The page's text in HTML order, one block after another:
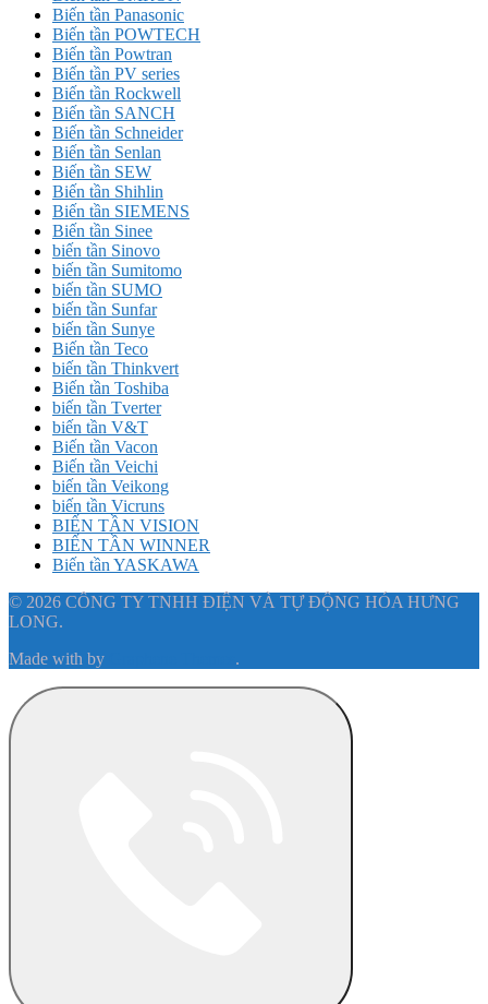
Biến tần Panasonic
Biến tần POWTECH
Biến tần Powtran
Biến tần PV series
Biến tần Rockwell
Biến tần SANCH
Biến tần Schneider
Biến tần Senlan
Biến tần SEW
Biến tần Shihlin
Biến tần SIEMENS
Biến tần Sinee
biến tần Sinovo
biến tần Sumitomo
biến tần SUMO
biến tần Sunfar
biến tần Sunye
Biến tần Teco
biến tần Thinkvert
Biến tần Toshiba
biến tần Tverter
biến tần V&T
Biến tần Vacon
Biến tần Veichi
biến tần Veikong
biến tần Vicruns
BIẾN TẦN VISION
BIẾN TẦN WINNER
Biến tần YASKAWA
© 2026 CÔNG TY TNHH ĐIỆN VÀ TỰ ĐỘNG HÓA HƯNG
LONG.
Made with by .